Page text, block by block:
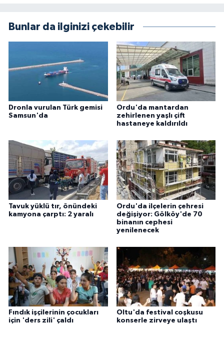
Bunlar da ilginizi çekebilir
Dronla vurulan Türk gemisi
Samsun'da
Ordu'da mantardan
zehirlenen yaşlı çift
hastaneye kaldırıldı
Tavuk yüklü tır, önündeki
kamyona çarptı: 2 yaralı
Ordu'da ilçelerin çehresi
değişiyor: Gölköy'de 70
binanın cephesi
yenilenecek
Fındık işçilerinin çocukları
için 'ders zili' çaldı
Oltu'da festival coşkusu
konserle zirveye ulaştı